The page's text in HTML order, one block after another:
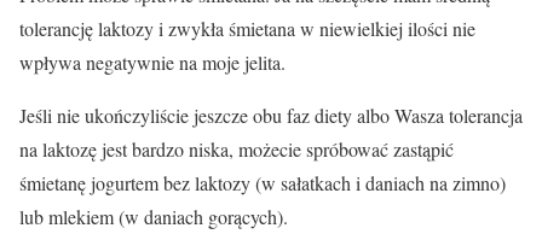
tolerancję laktozy i zwykła śmietana w niewielkiej ilości nie
wpływa negatywnie na moje jelita.
Jeśli nie ukończyliście jeszcze obu faz diety albo Wasza tolerancja
na laktozę jest bardzo niska, możecie spróbować zastąpić
śmietanę jogurtem bez laktozy (w sałatkach i daniach na zimno)
lub mlekiem (w daniach gorących).